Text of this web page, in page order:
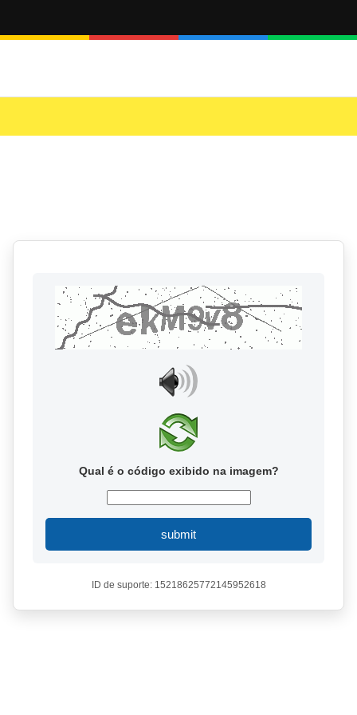
Qual é o código exibido na imagem?
submit
ID de suporte: 15218625772145952618